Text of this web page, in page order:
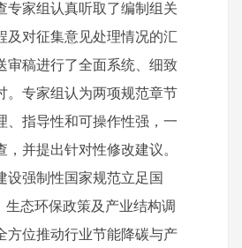
家组认真听取了编制组关
及对征集意见处理情况的汇
审稿进行了全面系统、细致
。专家组认为两项规范章节
、指导性和可操作性强，一
，并提出针对性修改建议。
强制性国家规范立足国
生态环保政策及产业结构调
方位推动行业节能降碳与产